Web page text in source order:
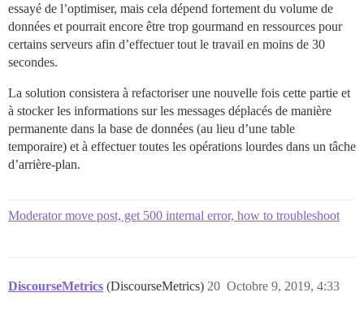
essayé de l’optimiser, mais cela dépend fortement du volume de
données et pourrait encore être trop gourmand en ressources pour
certains serveurs afin d’effectuer tout le travail en moins de 30
secondes.
La solution consistera à refactoriser une nouvelle fois cette partie et
à stocker les informations sur les messages déplacés de manière
permanente dans la base de données (au lieu d’une table
temporaire) et à effectuer toutes les opérations lourdes dans un tâche
d’arrière-plan.
Moderator move post, get 500 internal error, how to troubleshoot
DiscourseMetrics (DiscourseMetrics) Octobre 9, 2019, 4:33
20